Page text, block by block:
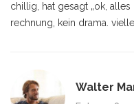
chillig, hat gesagt „ok,
rechnung, kein drama.
Walter